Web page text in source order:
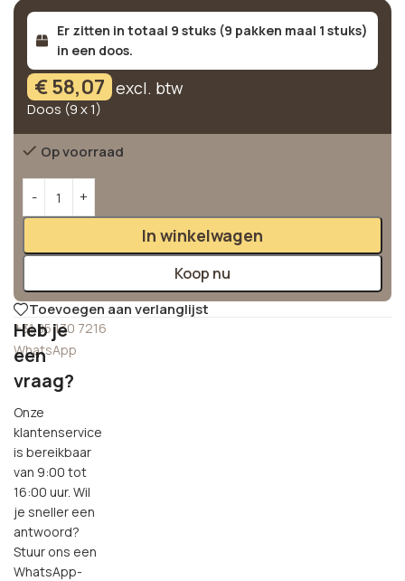
Er zitten in totaal 9 stuks (9 pakken maal 1 stuks)
in een doos.
€58,07 excl. btw
Doos (9 x 1)
Op voorraad
In winkelwagen
Koop nu
Toevoegen aan verlanglijst
+31 85 130 7216
WhatsApp
Heb je
een
vraag?
Onze
klantenservice
is bereikbaar
van 9:00 tot
16:00 uur. Wil
je sneller een
antwoord?
Stuur ons een
WhatsApp-